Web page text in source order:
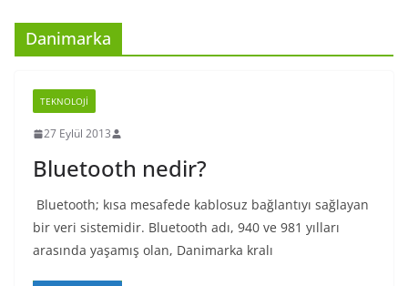
Danimarka
TEKNOLOJI
27 Eylül 2013
Bluetooth nedir?
Bluetooth; kısa mesafede kablosuz bağlantıyı sağlayan
bir veri sistemidir. Bluetooth adı, 940 ve 981 yılları
arasında yaşamış olan, Danimarka kralı